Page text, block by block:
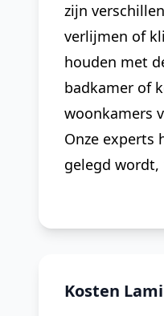
zijn
verlijmen of
houden met
badkamer of
woonkamers
Onze experts
gelegd
Kosten